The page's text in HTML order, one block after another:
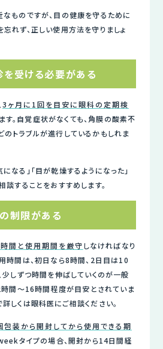
ものですが、目の健康を守るために
れず、正しい使用方法を守りましょ
受ける必要がある
3ヶ月に1回を目安に眼科の定期検
す。自覚症状がなくても、角膜の酸素不
トラブルが進行しているかもしれま
なる」「目が乾燥するようになった」
談することをおすすめします。
制限がある
間と使用期間を厳守しなければなり
時間は、初日なら8時間、2日目は10
少しずつ時間を伸ばしていくのが一般
時間〜16時間程度が目安とされていま
しくは眼科医にご相談ください。
包装から開封してから使用できる期
タイプの場合、開封から14日間経